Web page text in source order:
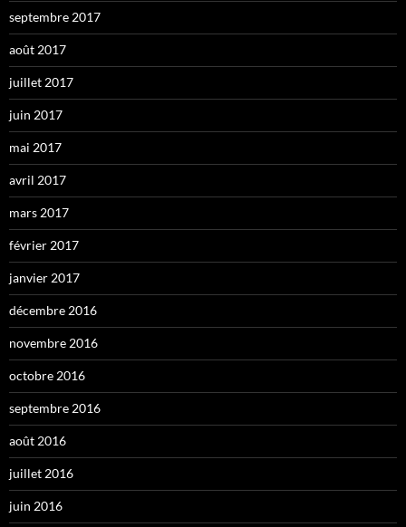
septembre 2017
août 2017
juillet 2017
juin 2017
mai 2017
avril 2017
mars 2017
février 2017
janvier 2017
décembre 2016
novembre 2016
octobre 2016
septembre 2016
août 2016
juillet 2016
juin 2016